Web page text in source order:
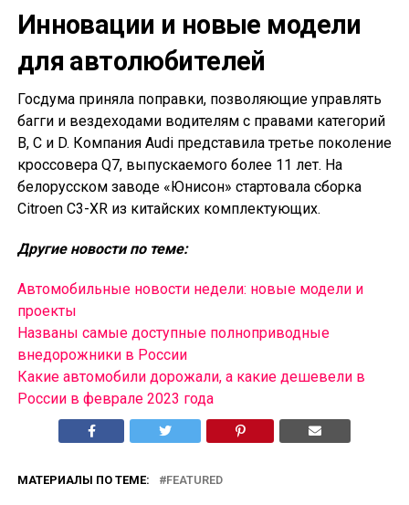
Инновации и новые модели
для автолюбителей
Госдума приняла поправки, позволяющие управлять
багги и вездеходами водителям с правами категорий
B, C и D. Компания Audi представила третье поколение
кроссовера Q7, выпускаемого более 11 лет. На
белорусском заводе «Юнисон» стартовала сборка
Citroen C3-XR из китайских комплектующих.
Другие новости по теме:
Автомобильные новости недели: новые модели и
проекты
Названы самые доступные полноприводные
внедорожники в России
Какие автомобили дорожали, а какие дешевели в
России в феврале 2023 года
МАТЕРИАЛЫ ПО ТЕМЕ: FEATURED